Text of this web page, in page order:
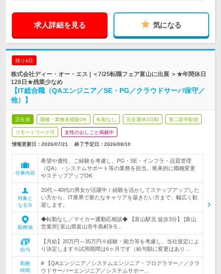
求人詳細を見る 気になる
残り4日
株式会社ディー・オー・エス | ＜7/25転職フェア富山に出展 ＞★年間休日
128日★残業少なめ
【IT総合職（QAエンジニア／SE・PG／クラウドサーバ保守／
他）】
正社員 職種・業種未経験OK 転勤なし 完全週休2日制 第二新卒歓迎
リモートワーク可 女性のおしごと掲載中
情報更新日：2026/07/21 終了予定日： 2026/08/10
仕事内容
希望や適性、ご経験を考慮し、PG・SE・インフラ・品質管理
（QA）・システムサポート等の業務を担当。将来的に職種変更
やステップアップOK
対象と
なる方
20代～40代の男女が活躍中！経験を活かしてステップアップした
い方から、IT業界で新たなキャリアを築きたい方まで、幅広く歓
迎します。
勤務地
◆転勤なし／マイカー通勤応相談◆ 【富山駅北 徒歩3分】 [富山
営業所] 富山県富山市牛島町9-5…
給与
【月給】20万円～35万円※経験・能力等を考慮し、当社規定によ
り決定します※試用期間は6ヶ月です（給与額に変更はあり…
勤務
時間
# 【QAエンジニア／システムエンジニア・プログラマー／／クラ
ウドサーバーエンジニア／システムサポー…